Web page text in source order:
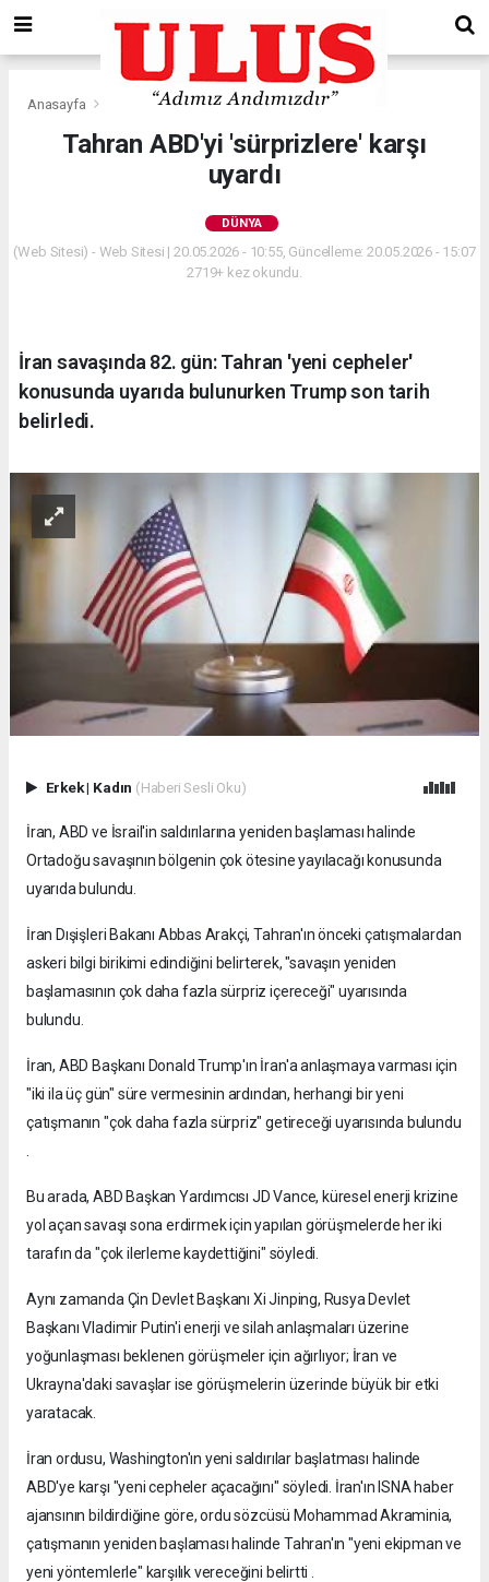
Anasayfa
Tahran ABD'yi 'sürprizlere' karşı
uyardı
DÜNYA
(Web Sitesi) - Web Sitesi | 20.05.2026 - 10:55, Güncelleme: 20.05.2026 - 15:07
2719+ kez okundu.
İran savaşında 82. gün: Tahran 'yeni cepheler'
konusunda uyarıda bulunurken Trump son tarih
belirledi.
Erkek| Kadın (Haberi Sesli Oku)
İran, ABD ve İsrail'in saldırılarına yeniden başlaması halinde
Ortadoğu savaşının bölgenin çok ötesine yayılacağı konusunda
uyarıda bulundu.
İran Dışişleri Bakanı Abbas Arakçi, Tahran'ın önceki çatışmalardan
askeri bilgi birikimi edindiğini belirterek, "savaşın yeniden
başlamasının çok daha fazla sürpriz içereceği" uyarısında
bulundu.
İran, ABD Başkanı Donald Trump'ın İran'a anlaşmaya varması için
"iki ila üç gün" süre vermesinin ardından, herhangi bir yeni
çatışmanın "çok daha fazla sürpriz" getireceği uyarısında bulundu
Bu arada, ABD Başkan Yardımcısı JD Vance, küresel enerji krizine
yol açan savaşı sona erdirmek için yapılan görüşmelerde her iki
tarafın da "çok ilerleme kaydettiğini" söyledi.
Aynı zamanda Çin Devlet Başkanı Xi Jinping, Rusya Devlet
Başkanı Vladimir Putin'i enerji ve silah anlaşmaları üzerine
yoğunlaşması beklenen görüşmeler için ağırlıyor; İran ve
Ukrayna'daki savaşlar ise görüşmelerin üzerinde büyük bir etki
yaratacak.
İran ordusu, Washington'ın yeni saldırılar başlatması halinde
ABD'ye karşı "yeni cepheler açacağını" söyledi. İran'ın ISNA haber
ajansının bildirdiğine göre, ordu sözcüsü Mohammad Akraminia,
çatışmanın yeniden başlaması halinde Tahran'ın "yeni ekipman ve
yeni yöntemlerle" karşılık vereceğini belirtti .